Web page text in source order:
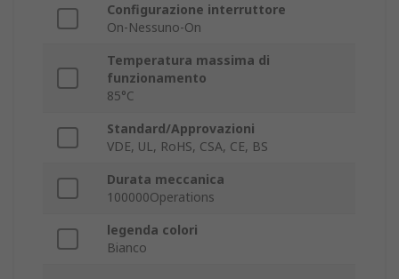
Configurazione interruttore
On-Nessuno-On
Temperatura massima di
funzionamento
85°C
Standard/Approvazioni
VDE, UL, RoHS, CSA, CE, BS
Durata meccanica
100000Operations
legenda colori
Bianco